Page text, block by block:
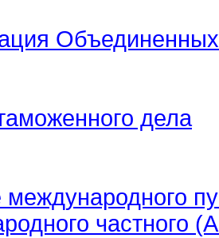
дела
частного